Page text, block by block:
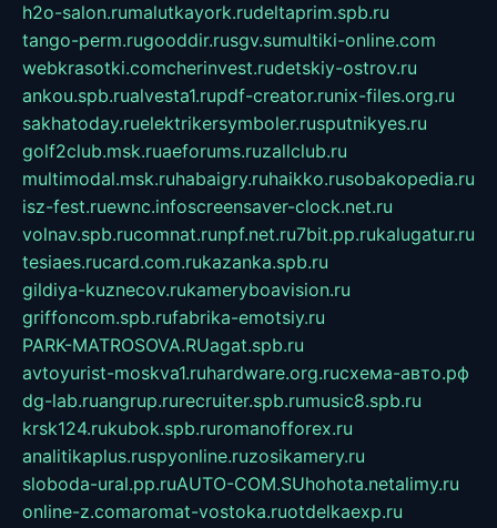
h2o-salon.rumalutkayork.rudeltaprim.spb.ru
tango-perm.rugooddir.rusgv.sumultiki-online.com
webkrasotki.comcherinvest.rudetskiy-ostrov.ru
ankou.spb.rualvesta1.rupdf-creator.runix-files.org.ru
sakhatoday.ruelektrikersymboler.rusputnikyes.ru
golf2club.msk.ruaeforums.ruzallclub.ru
multimodal.msk.ruhabaigry.ruhaikko.rusobakopedia.ru
isz-fest.ruewnc.infoscreensaver-clock.net.ru
volnav.spb.rucomnat.runpf.net.ru7bit.pp.rukalugatur.ru
tesiaes.rucard.com.rukazanka.spb.ru
gildiya-kuznecov.rukameryboavision.ru
griffoncom.spb.rufabrika-emotsiy.ru
PARK-MATROSOVA.RUagat.spb.ru
avtoyurist-moskva1.ruhardware.org.ruсхема-авто.рф
dg-lab.ruangrup.rurecruiter.spb.rumusic8.spb.ru
krsk124.rukubok.spb.ruromanofforex.ru
analitikaplus.ruspyonline.ruzosikamery.ru
sloboda-ural.pp.ruAUTO-COM.SUhohota.netalimy.ru
online-z.comaromat-vostoka.ruotdelkaexp.ru